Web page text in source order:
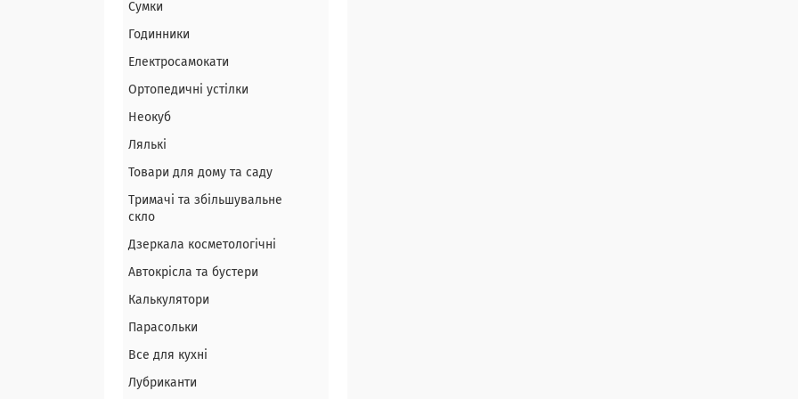
Сумки
Годинники
Електросамокати
Ортопедичні устілки
Неокуб
Лялькі
Товари для дому та саду
Тримачі та збільшувальне
скло
Дзеркала косметологічні
Автокрісла та бустери
Калькулятори
Парасольки
Все для кухні
Лубриканти